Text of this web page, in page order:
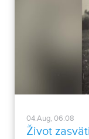
04.Aug, 06:08
Život